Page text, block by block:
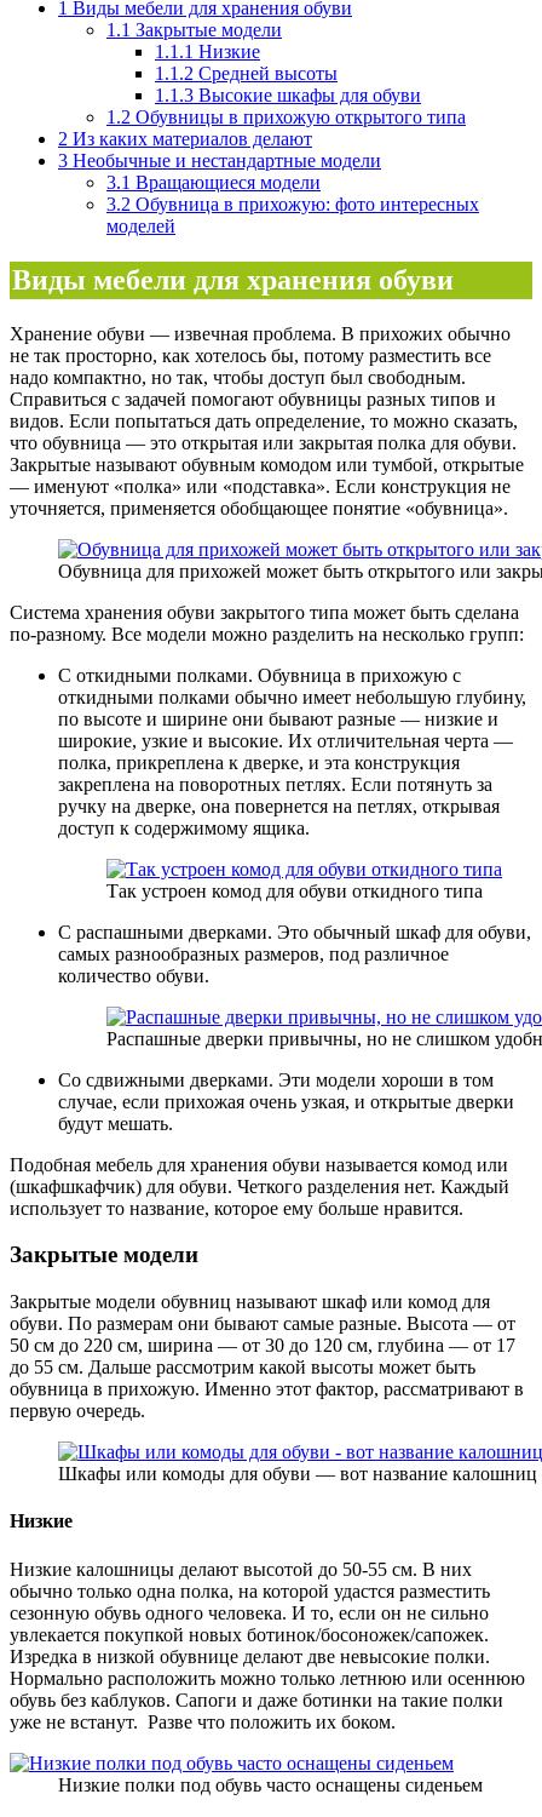
1 Виды мебели для хранения обуви
1.1 Закрытые модели
1.1.1 Низкие
1.1.2 Средней высоты
1.1.3 Высокие шкафы для обуви
1.2 Обувницы в прихожую открытого типа
2 Из каких материалов делают
3 Необычные и нестандартные модели
3.1 Вращающиеся модели
3.2 Обувница в прихожую: фото интересных
моделей
Виды мебели для хранения обуви
Хранение обуви — извечная проблема. В прихожих обычно
не так просторно, как хотелось бы, потому разместить все
надо компактно, но так, чтобы доступ был свободным.
Справиться с задачей помогают обувницы разных типов и
видов. Если попытаться дать определение, то можно сказать,
что обувница — это открытая или закрытая полка для обуви.
Закрытые называют обувным комодом или тумбой, открытые
— именуют «полка» или «подставка». Если конструкция не
уточняется, применяется обобщающее понятие «обувница».
Обувница для прихожей может быть открытого или
Система хранения обуви закрытого типа может быть сделана
по-разному. Все модели можно разделить на несколько групп:
С откидными полками. Обувница в прихожую с
откидными полками обычно имеет небольшую глубину,
по высоте и ширине они бывают разные — низкие и
широкие, узкие и высокие. Их отличительная черта —
полка, прикреплена к дверке, и эта конструкция
закреплена на поворотных петлях. Если потянуть за
ручку на дверке, она повернется на петлях, открывая
доступ к содержимому ящика.
Так устроен комод для обуви откидного типа
С распашными дверками. Это обычный шкаф для обуви,
самых разнообразных размеров, под различное
количество обуви.
Распашные дверки привычны, но не слишком
Со сдвижными дверками. Эти модели хороши в том
случае, если прихожая очень узкая, и открытые дверки
будут мешать.
Подобная мебель для хранения обуви называется комод или
(шкафшкафчик) для обуви. Четкого разделения нет. Каждый
использует то название, которое ему больше нравится.
Закрытые модели
Закрытые модели обувниц называют шкаф или комод для
обуви. По размерам они бывают самые разные. Высота — от
50 см до 220 см, ширина — от 30 до 120 см, глубина — от 17
до 55 см. Дальше рассмотрим какой высоты может быть
обувница в прихожую. Именно этот фактор, рассматривают в
первую очередь.
Шкафы или комоды для обуви — вот название калошниц
Низкие
Низкие калошницы делают высотой до 50-55 см. В них
обычно только одна полка, на которой удастся разместить
сезонную обувь одного человека. И то, если он не сильно
увлекается покупкой новых ботинок/босоножек/сапожек.
Изредка в низкой обувнице делают две невысокие полки.
Нормально расположить можно только летнюю или осеннюю
обувь без каблуков. Сапоги и даже ботинки на такие полки
уже не встанут. Разве что положить их боком.
Низкие полки под обувь часто оснащены сиденьем